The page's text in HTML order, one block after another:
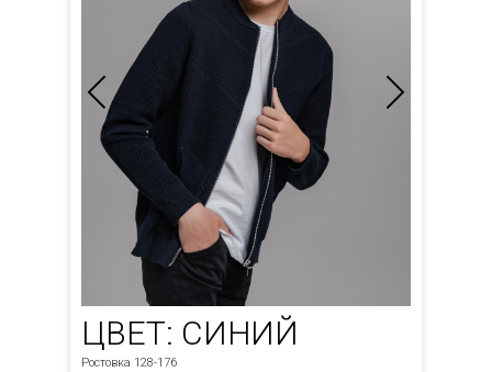
ЦВЕТ: СИНИЙ
Ростовка 128-176